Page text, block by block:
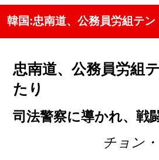
韓国:忠南道、公務員労組テ
忠南道、公務員労組
たり
司法警察に導かれ、戦
チョン